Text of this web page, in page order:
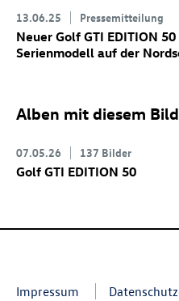
13.06.25 Pressemitteilung
Neuer Golf GTI EDITION
Serienmodell auf der
Alben mit diesem Bild
07.05.26 137 Bilder
Golf GTI EDITION 50
Impressum